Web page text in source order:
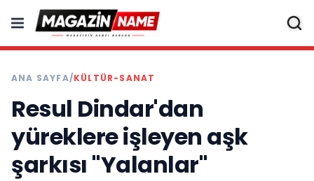
ANA SAYFA/KÜLTÜR-SANAT
Resul Dindar'dan
yüreklere işleyen aşk
şarkısı "Yalanlar"